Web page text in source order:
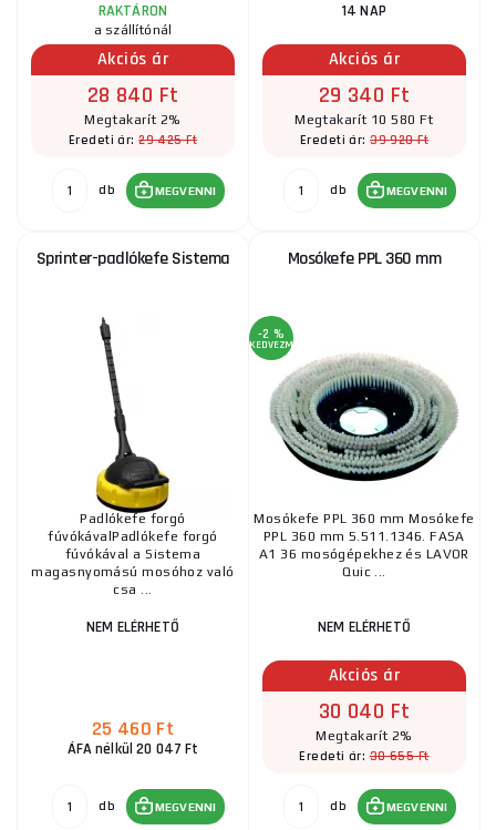
RAKTÁRON
a szállítónál
Akciós ár
28 840 Ft
Megtakarít 2%
Eredeti ár:29 425 Ft
db MEGVENNI
14 NAP
Akciós ár
29 340 Ft
Megtakarít 10 580 Ft
Eredeti ár:39 920 Ft
db MEGVENNI
Sprinter-padlókefe Sistema
Padlókefe forgó
fúvókávalPadlókefe forgó
fúvókával a Sistema
magasnyomású mosóhoz való
csa ...
NEM ELÉRHETŐ
25 460 Ft
ÁFA nélkül 20 047 Ft
db MEGVENNI
Mosókefe PPL 360 mm
-2 %
KEDVEZMÉNY
Mosókefe PPL 360 mm Mosókefe
PPL 360 mm 5.511.1346. FASA
A1 36 mosógépekhez és LAVOR
Quic ...
NEM ELÉRHETŐ
Akciós ár
30 040 Ft
Megtakarít 2%
Eredeti ár:30 655 Ft
db MEGVENNI